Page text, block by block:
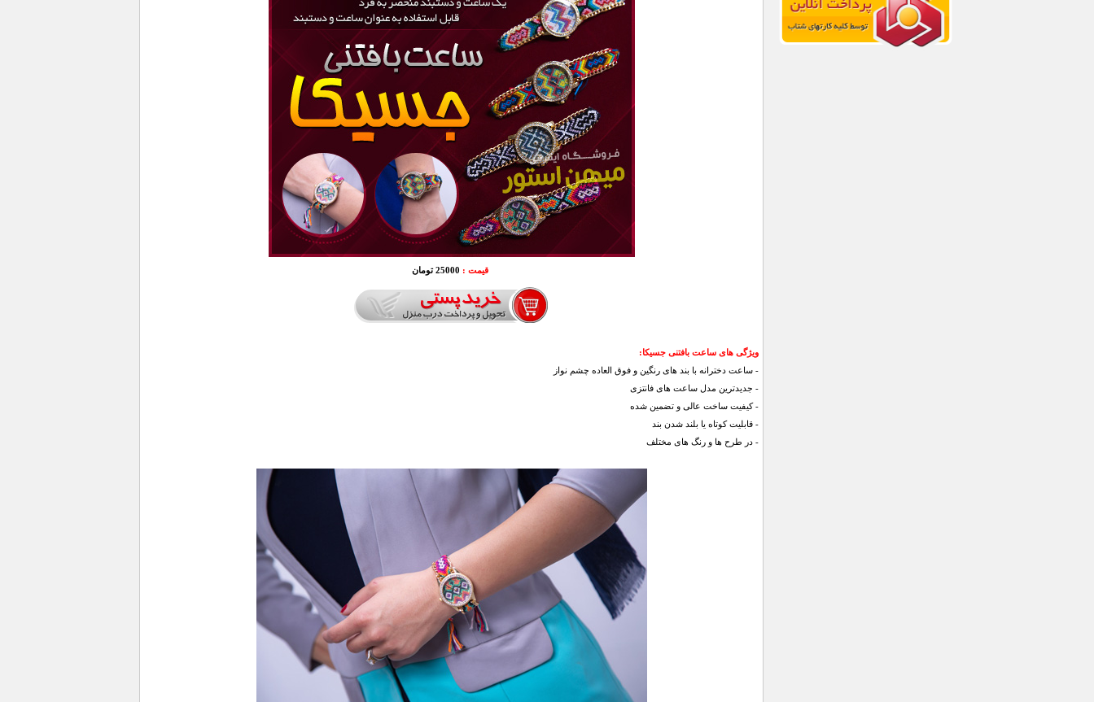
قیمت : 25000 تومان
ویژگی های ساعت بافتنی جسیکا:
- ساعت دخترانه با بند های رنگین و فوق العاده چشم نواز
- جدیدترین مدل ساعت های فانتزی
- کیفیت ساخت عالی و تضمین شده
- قابلیت کوتاه یا بلند شدن بند
- در طرح ها و رنگ های مختلف